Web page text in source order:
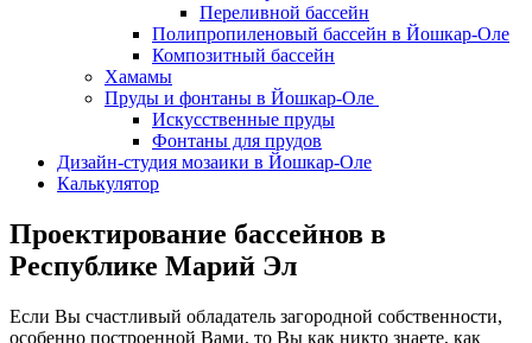
Переливной бассейн
Полипропиленовый бассейн в Йошкар-Оле
Композитный бассейн
Хамамы
Пруды и фонтаны в Йошкар-Оле
Искусственные пруды
Фонтаны для прудов
Дизайн-студия мозаики в Йошкар-Оле
Калькулятор
Проектирование бассейнов в
Республике Марий Эл
Если Вы счастливый обладатель загородной собственности,
особенно построенной Вами, то Вы как никто знаете, как